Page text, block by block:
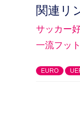
関連リ
サッカー
一流フッ
EURO